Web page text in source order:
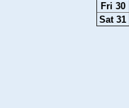
Fri 30
Sat 31